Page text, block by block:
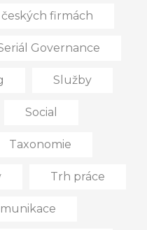
firmách
Governance
Služby
Social
Taxonomie
Trh práce